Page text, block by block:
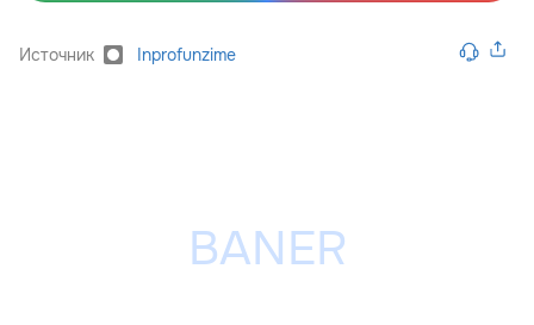
Источник Inprofunzime